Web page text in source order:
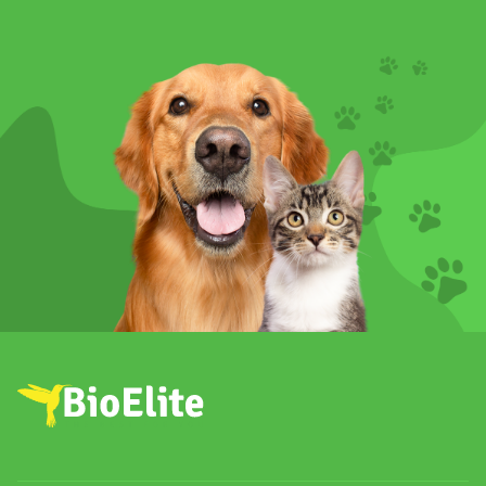
немає проблем зі здоров'ям? Тоді для підтримки
його імунітету рекомендується використовувати
ветеринарні препарати наступних категорій:
протипаразитарні (зовнішні та внутрішні),
протигельмінтні, для регулювання статевої
активності.
Однак при виборі варто враховувати деякі
Вік вихованця для оптимального підбору
форми застосування.
Розмір та вага собаки, які визначають
надворі).
Загальний стан здоров'я та наявність